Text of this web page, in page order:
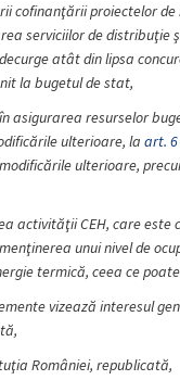
cofinanţării proiectelor
serviciilor de
atât din lipsa
la bugetul de stat,
asigurarea resurselor
ulterioare, la art. 6
ulterioare,
activităţii CEH, care este
unui nivel de
termică, ceea ce
vizează interesul
României, republicată,